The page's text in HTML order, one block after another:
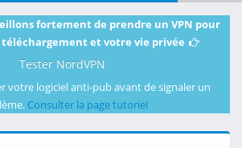
fortement de prendre un VPN pour
et votre vie privée
Tester NordVPN
votre logiciel anti-pub avant de signaler un
Consulter la page tutoriel